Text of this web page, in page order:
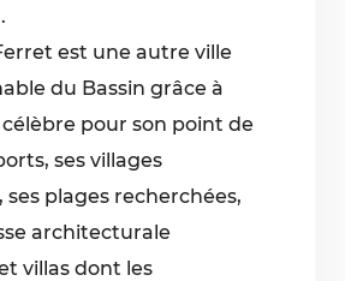
est une autre ville
du Bassin grâce à
pour son point de
ses villages
ses plages recherchées,
architecturale
villas dont les